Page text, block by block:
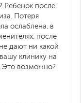
Ребенок после
Потеря
ослаблена. в
после
дают ни какой
клинику на
Это возможно?